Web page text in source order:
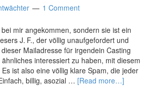
1 Comment
mir angekommen, sondern sie ist ein
J. F., der völlig unaufgefordert und
Mailadresse für irgendein Casting
interessiert zu haben, mit diesem
ist also eine völlig klare Spam, die jeder
billig, asozial … [Read more…]